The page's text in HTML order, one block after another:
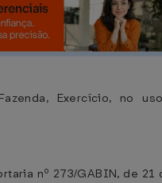
Exercício, no
nº 273/GABIN, de 21